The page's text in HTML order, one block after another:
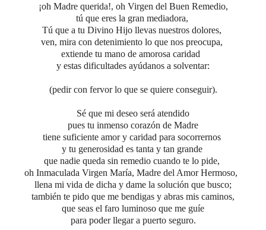
¡oh Madre querida!, oh Virgen del Buen Remedio,
tú que eres la gran mediadora,
Tú que a tu Divino Hijo llevas nuestros dolores,
ven, mira con detenimiento lo que nos preocupa,
extiende tu mano de amorosa caridad
y estas dificultades ayúdanos a solventar:
(pedir con fervor lo que se quiere conseguir).
Sé que mi deseo será atendido
pues tu inmenso corazón de Madre
tiene suficiente amor y caridad para socorrernos
y tu generosidad es tanta y tan grande
que nadie queda sin remedio cuando te lo pide,
oh Inmaculada Virgen María, Madre del Amor Hermoso,
llena mi vida de dicha y dame la solución que busco;
también te pido que me bendigas y abras mis caminos,
que seas el faro luminoso que me guíe
para poder llegar a puerto seguro.